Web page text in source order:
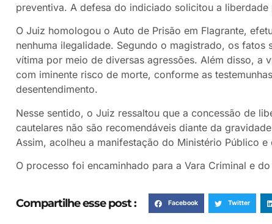
preventiva. A defesa do indiciado solicitou a liberdade
O Juiz homologou o Auto de Prisão em Flagrante,
nenhuma ilegalidade. Segundo o magistrado, os
vítima por meio de diversas agressões. Além disso, a
com iminente risco de morte, conforme as
desentendimento.
Nesse sentido, o Juiz ressaltou que a concessão de
cautelares não são recomendáveis diante da
Assim, acolheu a manifestação do Ministério Público
O processo foi encaminhado para a Vara Criminal e
Compartilhe esse post : Facebook Twitter